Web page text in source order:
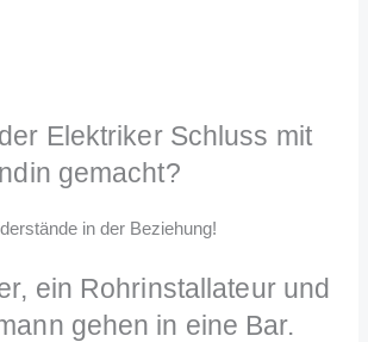
Elektriker Schluss mit
gemacht?
in der Beziehung!
ein Rohrinstallateur und
gehen in eine Bar.